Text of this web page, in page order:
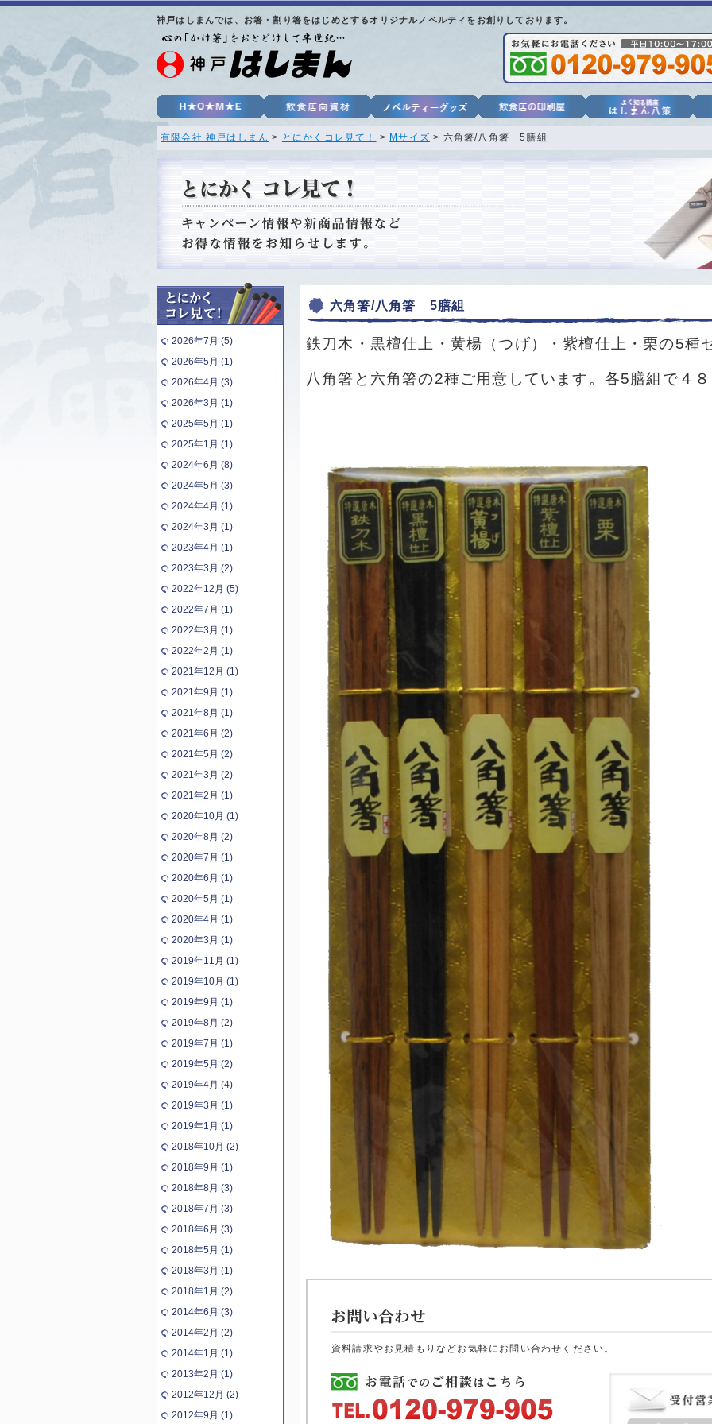
神戸はしまんでは、お箸・割り箸をはじめとするオリジナルノベルティをお創りしております。
有限会社 神戸はしまん > とにかくコレ見て！ > Mサイズ > 六角箸/八角箸 5膳組
六角箸/八角箸 5膳組
鉄刀木・黒檀仕上・黄楊（つげ）・紫檀仕上・栗の5種
八角箸と六角箸の2種ご用意しています。各5膳組で４
資料請求やお見積もりなどお気軽にお問い合わせください。
2026年7月 (5)
2026年5月 (1)
2026年4月 (3)
2026年3月 (1)
2025年5月 (1)
2025年1月 (1)
2024年6月 (8)
2024年5月 (3)
2024年4月 (1)
2024年3月 (1)
2023年4月 (1)
2023年3月 (2)
2022年12月 (5)
2022年7月 (1)
2022年3月 (1)
2022年2月 (1)
2021年12月 (1)
2021年9月 (1)
2021年8月 (1)
2021年6月 (2)
2021年5月 (2)
2021年3月 (2)
2021年2月 (1)
2020年10月 (1)
2020年8月 (2)
2020年7月 (1)
2020年6月 (1)
2020年5月 (1)
2020年4月 (1)
2020年3月 (1)
2019年11月 (1)
2019年10月 (1)
2019年9月 (1)
2019年8月 (2)
2019年7月 (1)
2019年5月 (2)
2019年4月 (4)
2019年3月 (1)
2019年1月 (1)
2018年10月 (2)
2018年9月 (1)
2018年8月 (3)
2018年7月 (3)
2018年6月 (3)
2018年5月 (1)
2018年3月 (1)
2018年1月 (2)
2014年6月 (3)
2014年2月 (2)
2014年1月 (1)
2013年2月 (1)
2012年12月 (2)
2012年9月 (1)